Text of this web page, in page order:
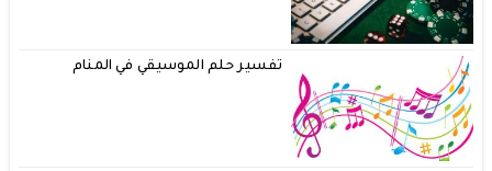
تفسير حلم الموسيقي في المنام